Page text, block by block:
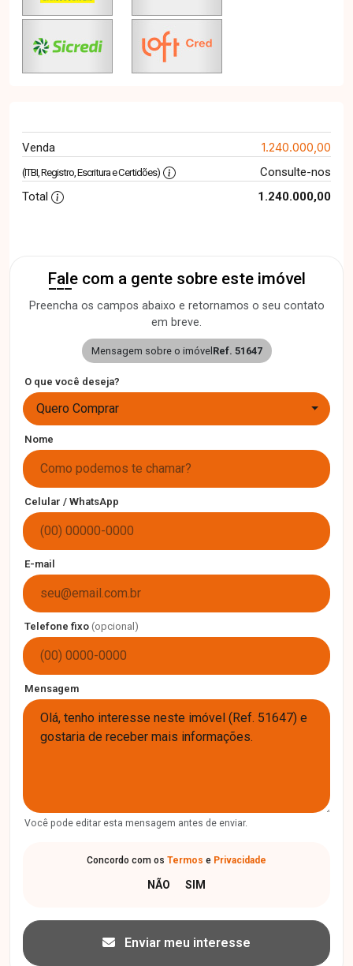
Venda 1.240.000,00
(ITBI, Registro, Escritura e Certidões)
Consulte-nos
Total
1.240.000,00
Fale com a gente sobre este imóvel
Preencha os campos abaixo e retornamos o seu contato
em breve.
Mensagem sobre o imóvel Ref. 51647
O que você deseja?
Quero Comprar
Nome
Celular / WhatsApp
E-mail
Telefone fixo (opcional)
Mensagem
Você pode editar esta mensagem antes de enviar.
Concordo com os Termos e Privacidade
Enviar meu interesse